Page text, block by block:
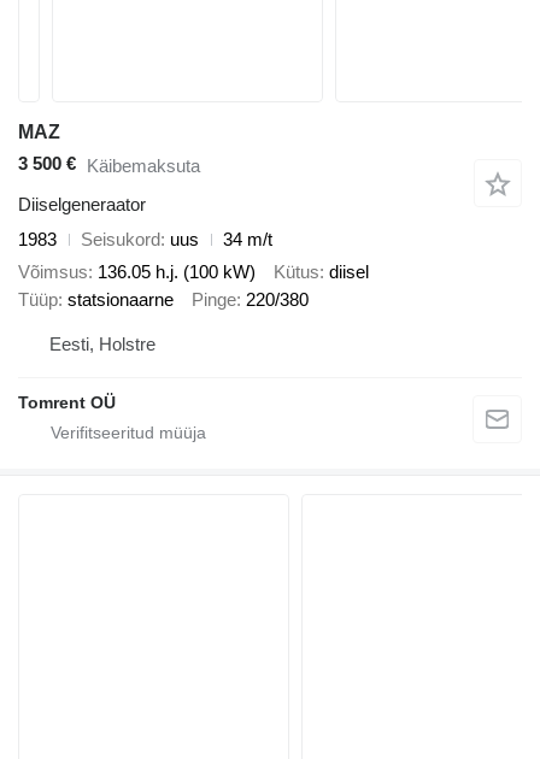
MAZ
3 500 € Käibemaksuta
Diiselgeneraator
1983
Seisukord uus
34 m/t
Võimsus 136.05 h.j. (100 kW) Kütus diisel
Tüüp statsionaarne Pinge 220/380
Eesti, Holstre
Tomrent OÜ